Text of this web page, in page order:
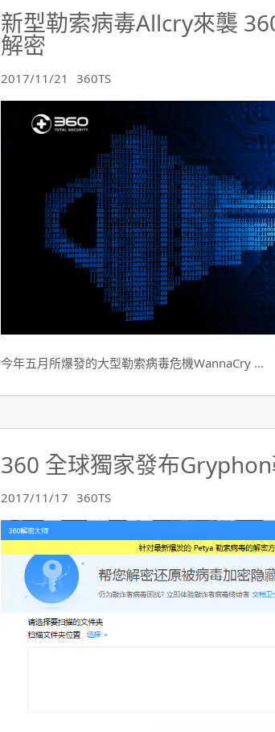
新型勒索病毒Allcry來襲
解密
2017/11/21 360TS
今年五月所爆發的大型勒索病毒危機WannaCry …
360 全球獨家發布
2017/11/17 360TS